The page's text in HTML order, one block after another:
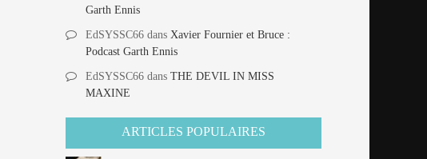
Garth Ennis
EdSYSSC66 dansXavier Fournier et Bruce :
Podcast Garth Ennis
EdSYSSC66 dansTHE DEVIL IN MISS
MAXINE
ARTICLES POPULAIRES